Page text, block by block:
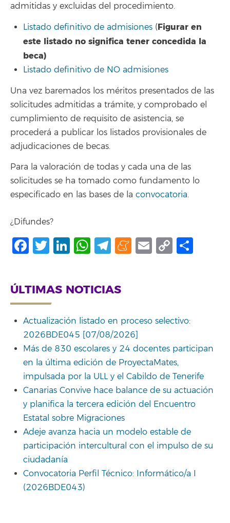
admitidas y excluidas del procedimiento.
Listado definitivo de admisiones (Figurar en
este listado no significa tener concedida la
beca)
Listado definitivo de NO admisiones
Una vez baremados los méritos presentados de las
solicitudes admitidas a trámite, y comprobado el
cumplimiento de requisito de asistencia, se
procederá a publicar los listados provisionales de
adjudicaciones de becas.
Para la valoración de todas y cada una de las
solicitudes se ha tomado como fundamento lo
especificado en las bases de la convocatoria.
¿Difundes?
Facebook
Twitter
LinkedIn
WhatsApp
Telegram
Meneame
Email
Copy
ÚLTIMAS NOTICIAS
Actualización listado en proceso selectivo:
2026BDE045 [07/08/2026]
Más de 830 escolares y 24 docentes participan
en la última edición de ProyectaMates,
impulsada por la ULL y el Cabildo de Tenerife
Canarias Convive hace balance de su actuación
y planifica la tercera edición del Encuentro
Estatal sobre Migraciones
Adeje avanza hacia un modelo estable de
participación intercultural con el impulso de su
ciudadanía
Convocatoria Perfil Técnico: Informático/a I
(2026BDE043)